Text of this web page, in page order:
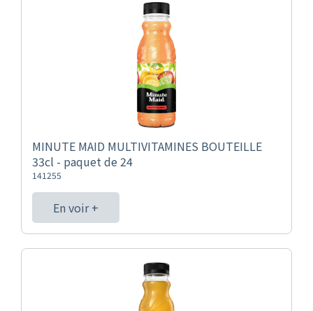
MINUTE MAID MULTIVITAMINES BOUTEILLE
33cl - paquet de 24
141255
En voir +